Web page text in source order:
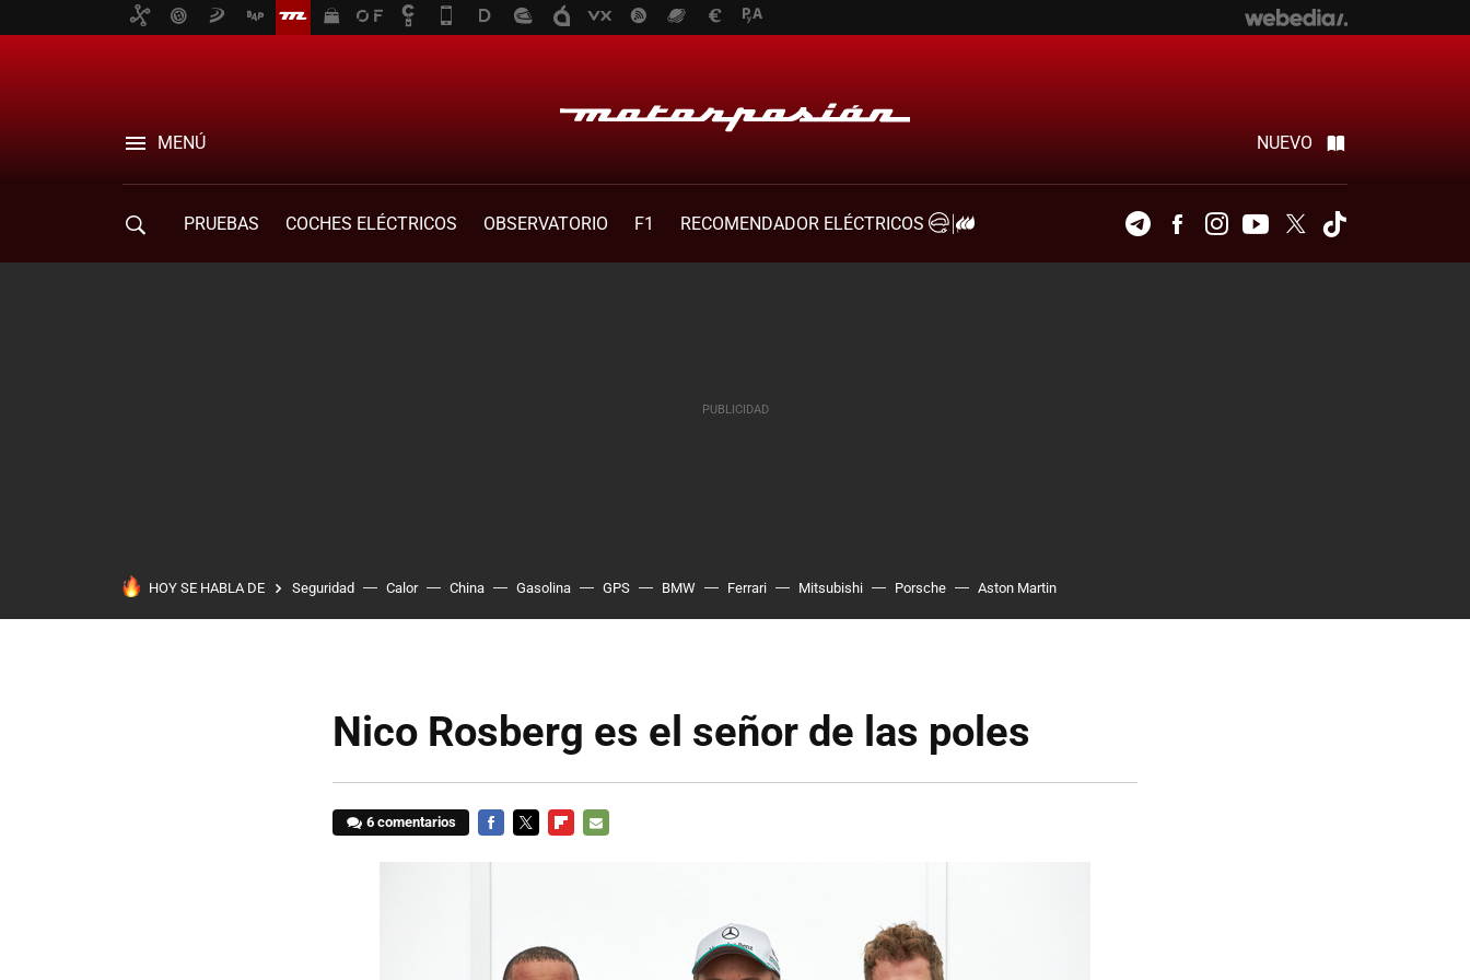
MENÚ NUEVO
PRUEBAS COCHES ELÉCTRICOS OBSERVATORIO F1
RECOMENDADOR ELÉCTRICOS
TelegramFacebookInstagramYoutubeTwitter
HOY SE HABLA DE Seguridad Calor China Gasolina GPS BMW Ferrari Mitsubishi Porsche Aston Martin
Nico Rosberg es el señor de las poles
6 comentarios